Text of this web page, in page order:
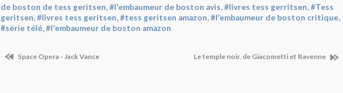
de boston de tess geritsen,#l'embaumeur de boston avis,#livres tess gerritsen,#Tess
geritsen,#livres tess geritsen,#tess geritsen amazon,#l'embaumeur de boston critique,
#série télé,#l'embaumeur de boston amazon
Space Opera - Jack Vance Le temple noir, de Giacometti et Ravenne